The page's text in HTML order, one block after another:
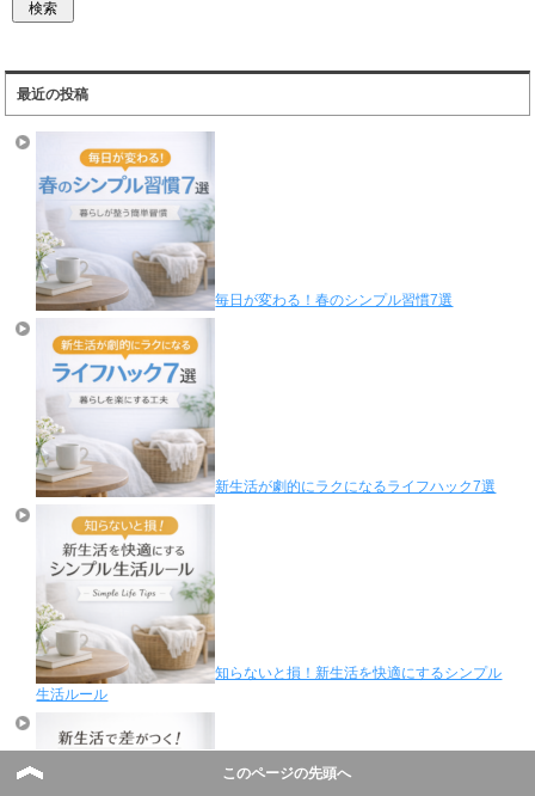
最近の投稿
毎日が変わる！春のシンプル習慣7選
新生活が劇的にラクになるライフハック7選
知らないと損！新生活を快適にするシンプル
生活ルール
このページの先頭へ